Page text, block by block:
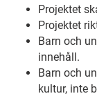
Projektet
Projektet
Barn och
innehåll.
Barn och
kultur, inte